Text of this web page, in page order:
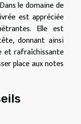
le domaine de
est appréciée
Elle est
donnant ainsi
et rafraîchissante
place aux notes